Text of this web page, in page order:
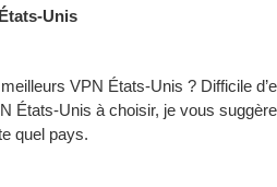
Unis
VPN États-Unis ? Difficile
États-Unis à choisir, je vous
quel pays.